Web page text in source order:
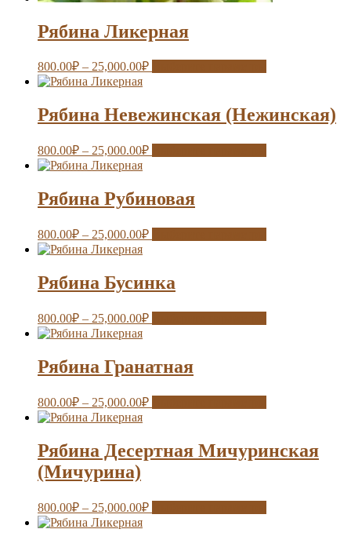
Рябина Ликерная
800.00₽ – 25,000.00₽
Рябина Невежинская (Нежинская)
800.00₽ – 25,000.00₽
Рябина Рубиновая
800.00₽ – 25,000.00₽
Рябина Бусинка
800.00₽ – 25,000.00₽
Рябина Гранатная
800.00₽ – 25,000.00₽
Рябина Десертная Мичуринская
(Мичурина)
800.00₽ – 25,000.00₽